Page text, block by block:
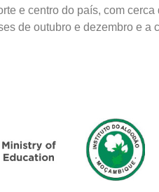
e centro do país, com cerca
de outubro e dezembro e a